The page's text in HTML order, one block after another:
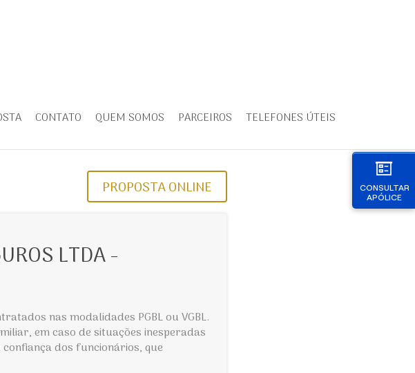
CONSULTAR
APÓLICE
CONTATO QUEM SOMOS PARCEIROS TELEFONES ÚTEIS
PROPOSTA ONLINE
LTDA -
nas modalidades PGBL ou VGBL.
em caso de situações inesperadas
dos funcionários, que